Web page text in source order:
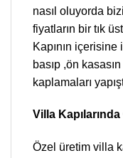
nasıl oluyorda
fiyatların bir tık
Kapının
basıp ,ön
kaplamaları
Villa
Özel üretim villa